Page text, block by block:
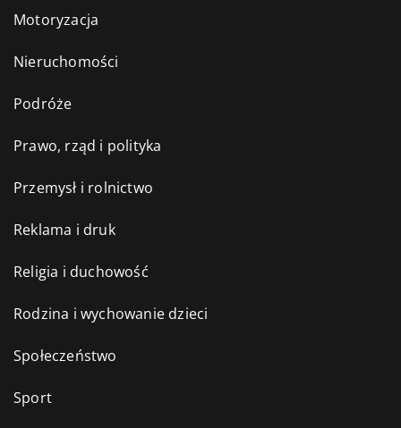
Motoryzacja
Nieruchomości
Podróże
Prawo, rząd i polityka
Przemysł i rolnictwo
Reklama i druk
Religia i duchowość
Rodzina i wychowanie dzieci
Społeczeństwo
Sport